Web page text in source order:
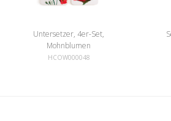
Untersetzer, 4er-Set,
Mohnblumen
HCOW000048